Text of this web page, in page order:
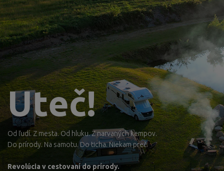
Uteč!
Od ľudí. Z mesta. Od hluku. Z narvaných kempov.
Do prírody. Na samotu. Do ticha. Niekam preč.
Revolúcia v cestovaní do prírody.